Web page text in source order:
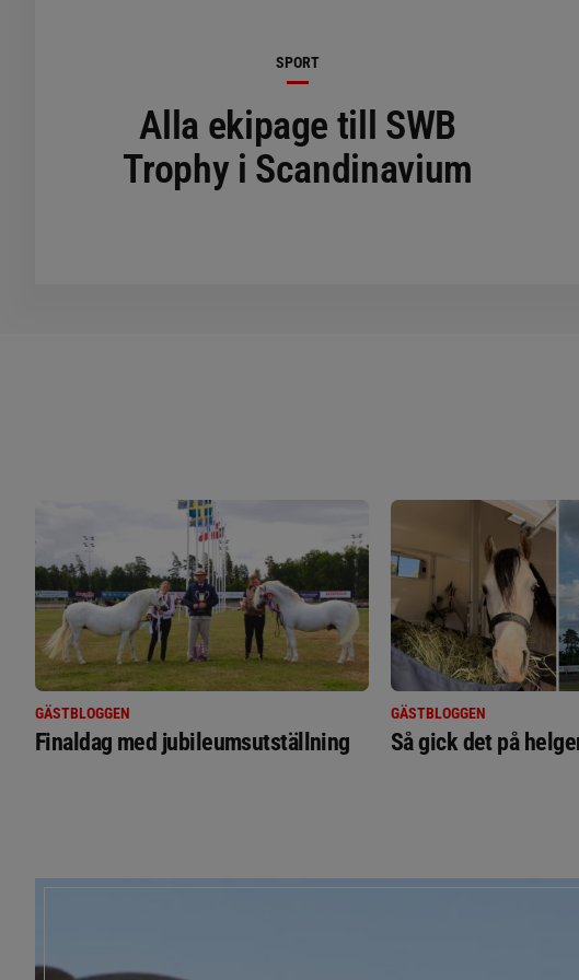
SPORT
Alla ekipage till SWB
Trophy i Scandinavium
GÄSTBLOGGEN
Finaldag med jubileumsutställning
GÄSTBLOGGEN
Så gick det på